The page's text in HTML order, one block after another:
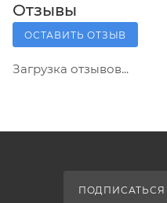
Отзывы
ОСТАВИТЬ ОТЗЫВ
Загрузка отзывов...